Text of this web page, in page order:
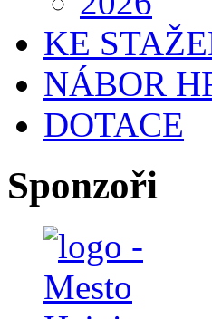
KE
NÁBOR
DOTACE
Sponzoři